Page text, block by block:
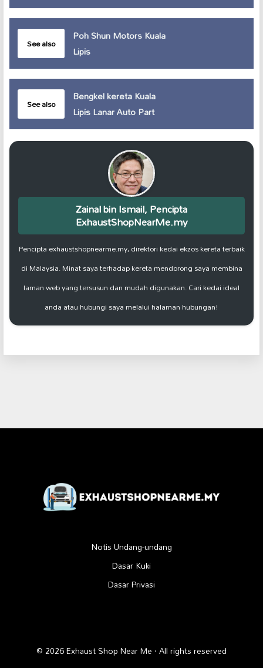
See also
Poh Shun Motors Kuala
Lipis
See also
Bengkel kereta Kuala
Lipis Lanar Auto Part
Zainal bin Ismail, Pencipta
ExhaustShopNearMe.my
Pencipta exhaustshopnearme.my, direktori kedai ekzos kereta terbaik
di Malaysia. Minat saya terhadap kereta mendorong saya membina
laman web yang tersusun dan mudah digunakan. Cari kedai ideal
anda atau hubungi saya melalui halaman hubungan!
Notis Undang-undang
Dasar Kuki
Dasar Privasi
© 2026 Exhaust Shop Near Me · All rights reserved